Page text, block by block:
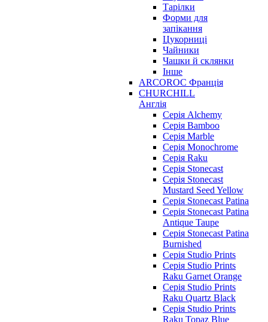
Тарілки
Форми для
запікання
Цукорниці
Чайники
Чашки й склянки
Інше
ARCOROC Франція
CHURCHILL
Англія
Серія Alchemy
Серія Bamboo
Серія Marble
Серія Monochrome
Серія Raku
Серія Stonecast
Серія Stonecast
Mustard Seed Yellow
Серія Stonecast Patina
Серія Stonecast Patina
Antique Taupe
Серія Stonecast Patina
Burnished
Серія Studio Prints
Серія Studio Prints
Raku Garnet Orange
Серія Studio Prints
Raku Quartz Black
Серія Studio Prints
Raku Topaz Blue